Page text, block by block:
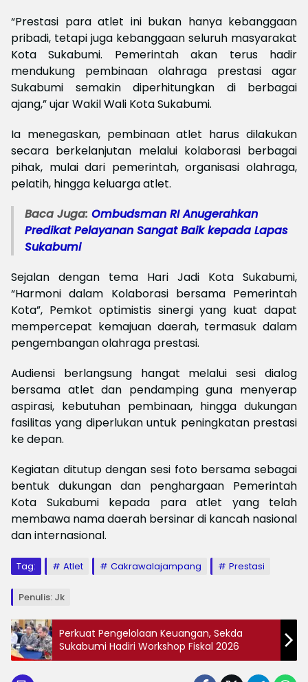
“Prestasi para atlet ini bukan hanya kebanggaan
pribadi, tetapi juga kebanggaan seluruh masyarakat
Kota Sukabumi. Pemerintah akan terus hadir
mendukung pembinaan olahraga prestasi agar
Sukabumi semakin diperhitungkan di berbagai
ajang,” ujar Wakil Wali Kota Sukabumi.
Ia menegaskan, pembinaan atlet harus dilakukan
secara berkelanjutan melalui kolaborasi berbagai
pihak, mulai dari pemerintah, organisasi olahraga,
pelatih, hingga keluarga atlet.
Baca Juga: Ombudsman RI Anugerahkan
Predikat Pelayanan Sangat Baik kepada Lapas
Sukabumi
Sejalan dengan tema Hari Jadi Kota Sukabumi,
“Harmoni dalam Kolaborasi bersama Pemerintah
Kota”, Pemkot optimistis sinergi yang kuat dapat
mempercepat kemajuan daerah, termasuk dalam
pengembangan olahraga prestasi.
Audiensi berlangsung hangat melalui sesi dialog
bersama atlet dan pendamping guna menyerap
aspirasi, kebutuhan pembinaan, hingga dukungan
fasilitas yang diperlukan untuk peningkatan prestasi
ke depan.
Kegiatan ditutup dengan sesi foto bersama sebagai
bentuk dukungan dan penghargaan Pemerintah
Kota Sukabumi kepada para atlet yang telah
membawa nama daerah bersinar di kancah nasional
dan internasional.
Tag: Atlet Cakrawalajampang Prestasi
Penulis: Jk
Perkuat Pengelolaan Keuangan, Sekda
Sukabumi Hadiri Workshop Fiskal 2026